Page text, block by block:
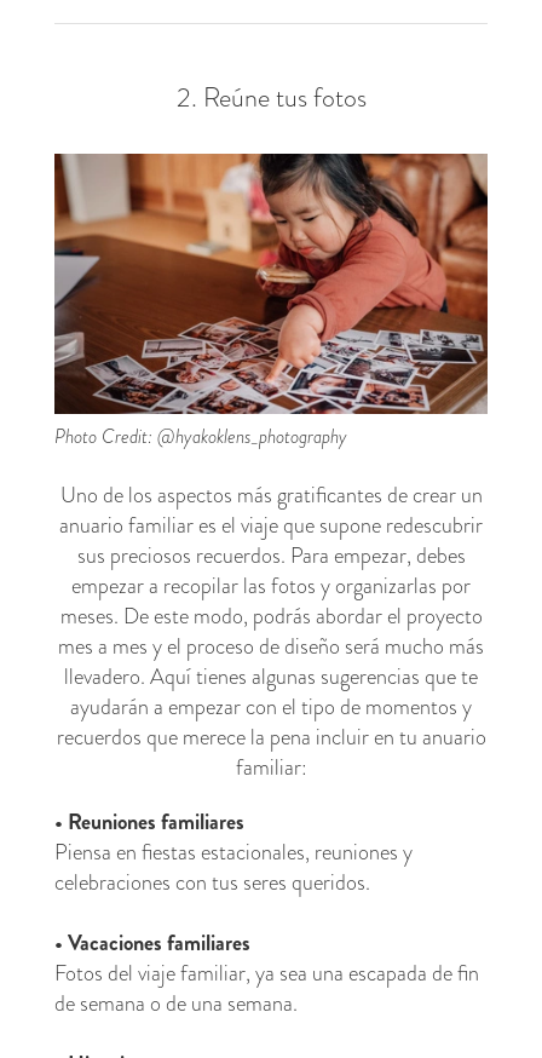
2. Reúne tus fotos
Photo Credit: @hyakoklens_photography
Uno de los aspectos más gratificantes de crear un
anuario familiar es el viaje que supone redescubrir
sus preciosos recuerdos. Para empezar, debes
empezar a recopilar las fotos y organizarlas por
meses. De este modo, podrás abordar el proyecto
mes a mes y el proceso de diseño será mucho más
llevadero. Aquí tienes algunas sugerencias que te
ayudarán a empezar con el tipo de momentos y
recuerdos que merece la pena incluir en tu anuario
familiar:
• Reuniones familiares
Piensa en fiestas estacionales, reuniones y
celebraciones con tus seres queridos.
•Vacaciones familiares
Fotos del viaje familiar, ya sea una escapada de fin
de semana o de una semana.